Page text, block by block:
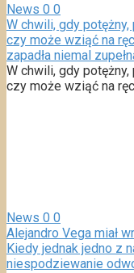
News 0 0
W chwili, gdy
czy może wziąć na
zapadła niemal
W chwili, gdy
czy może wziąć na
News 0 0
Alejandro Vega miał
Kiedy jednak jedno z
niespodziewanie